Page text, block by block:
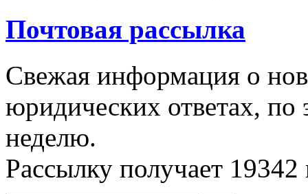
Почтовая рассылка
Свежая информация о
юридических ответах, по
неделю.
Рассылку получает 19342